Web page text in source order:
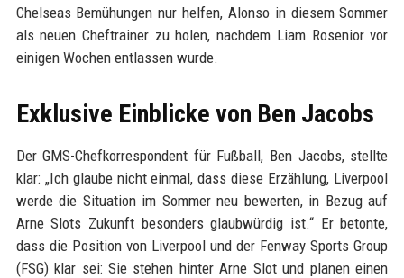
Chelseas Bemühungen nur helfen, Alonso in diesem Sommer
als neuen Cheftrainer zu holen, nachdem Liam Rosenior vor
einigen Wochen entlassen wurde.
Exklusive Einblicke von Ben Jacobs
Der GMS-Chefkorrespondent für Fußball, Ben Jacobs, stellte
klar: „Ich glaube nicht einmal, dass diese Erzählung, Liverpool
werde die Situation im Sommer neu bewerten, in Bezug auf
Arne Slots Zukunft besonders glaubwürdig ist.“ Er betonte,
dass die Position von Liverpool und der Fenway Sports Group
(FSG) klar sei: Sie stehen hinter Arne Slot und planen einen